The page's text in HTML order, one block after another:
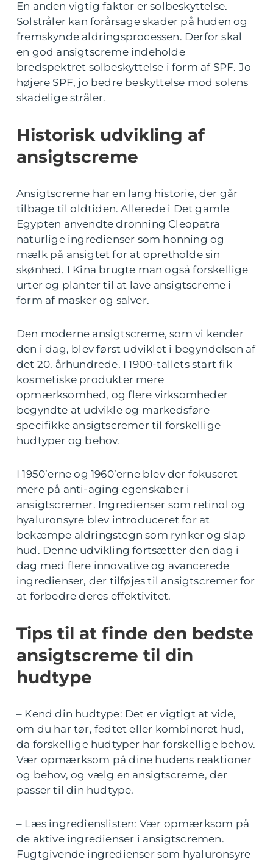
En anden vigtig faktor er solbeskyttelse.
Solstråler kan forårsage skader på huden og
fremskynde aldringsprocessen. Derfor skal
en god ansigtscreme indeholde
bredspektret solbeskyttelse i form af SPF. Jo
højere SPF, jo bedre beskyttelse mod solens
skadelige stråler.
Historisk udvikling af
ansigtscreme
Ansigtscreme har en lang historie, der går
tilbage til oldtiden. Allerede i Det gamle
Egypten anvendte dronning Cleopatra
naturlige ingredienser som honning og
mælk på ansigtet for at opretholde sin
skønhed. I Kina brugte man også forskellige
urter og planter til at lave ansigtscreme i
form af masker og salver.
Den moderne ansigtscreme, som vi kender
den i dag, blev først udviklet i begyndelsen af
det 20. århundrede. I 1900-tallets start fik
kosmetiske produkter mere
opmærksomhed, og flere virksomheder
begyndte at udvikle og markedsføre
specifikke ansigtscremer til forskellige
hudtyper og behov.
I 1950’erne og 1960’erne blev der fokuseret
mere på anti-aging egenskaber i
ansigtscremer. Ingredienser som retinol og
hyaluronsyre blev introduceret for at
bekæmpe aldringstegn som rynker og slap
hud. Denne udvikling fortsætter den dag i
dag med flere innovative og avancerede
ingredienser, der tilføjes til ansigtscremer for
at forbedre deres effektivitet.
Tips til at finde den bedste
ansigtscreme til din
hudtype
– Kend din hudtype: Det er vigtigt at vide,
om du har tør, fedtet eller kombineret hud,
da forskellige hudtyper har forskellige behov.
Vær opmærksom på dine hudens reaktioner
og behov, og vælg en ansigtscreme, der
passer til din hudtype.
– Læs ingredienslisten: Vær opmærksom på
de aktive ingredienser i ansigtscremen.
Fugtgivende ingredienser som hyaluronsyre